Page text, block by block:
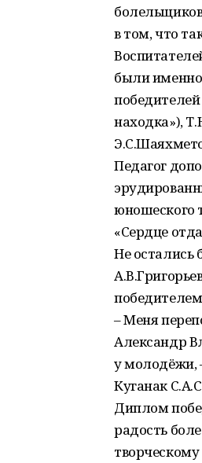
в том, что
были
находка»),
Педагог
юношеского
«Сердце
Не остались
– Меня
Александр
у молодёжи,
Куганак
Диплом
радость